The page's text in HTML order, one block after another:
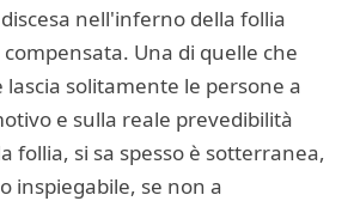
nell'inferno della follia
Una di quelle che
lascia solitamente le persone a
e sulla reale prevedibilità
follia, si sa spesso è sotterranea,
inspiegabile, se non a